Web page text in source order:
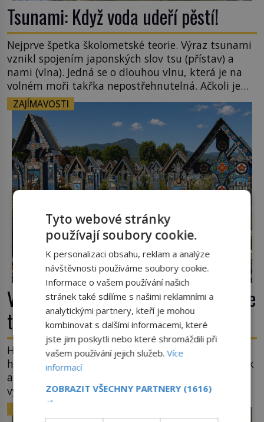
Tsunami: Když voda udeří pěstí!
Nejprve špetka školometské teorie. Výraz tsunami
vznikl spojením japonských slov tsu (přístav) a
nami (vlna). Jedná se o dlouhou vlnu, která je na
volném moři takřka nepostřehnutelná. Ačkoli je
vlnová délka tsunami i 300 kilometrů, výška vlny
na volném moři je maximálně 1,5 metru. Máme se
podobné obří vlny obávat i v Evropě? Vznik
tsunami si […]
ZAJÍMAVOSTI
Veselý hřbitov v Rumunsku: Proč zde
třou pohřební plačky bídu s nouzí?
Hřbitov jako jeviště pro mystérium smrti. Mezi
hrobovými místy půda promáčená slzami, smutek
a vědomí konečnosti lidské existence. Jsou ale
výjimky, kde pohřební plačky smutně žmoulají
kapesníky nikoli při smutečním obřadu, ale při
pohledu na výši vyměřené podpory
Tyto webové stránky
používají soubory cookie.
K personalizaci obsahu, reklam a analýze
návštěvnosti používáme soubory cookie.
Informace o vašem používání našich
stránek také sdílíme s našimi reklamními a
analytickými partnery, kteří je mohou
kombinovat s dalšími informacemi, které
jste jim poskytli nebo které shromáždili při
vašem používání jejich služeb.Více
informací
ZOBRAZIT VŠECHNY PARTNERY (1616)
→